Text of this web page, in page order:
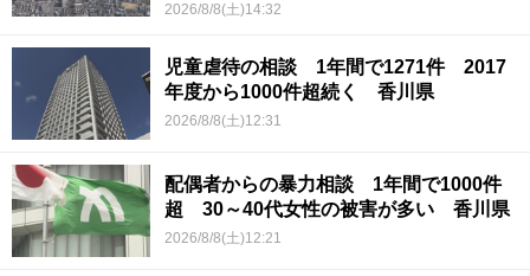
2026/8/8(土)14:32
児童虐待の相談 1年間で1271件 2017
年度から1000件超続く 香川県
2026/8/8(土)12:31
配偶者からの暴力相談 1年間で1000件
超 30～40代女性の被害が多い 香川県
2026/8/8(土)12:21